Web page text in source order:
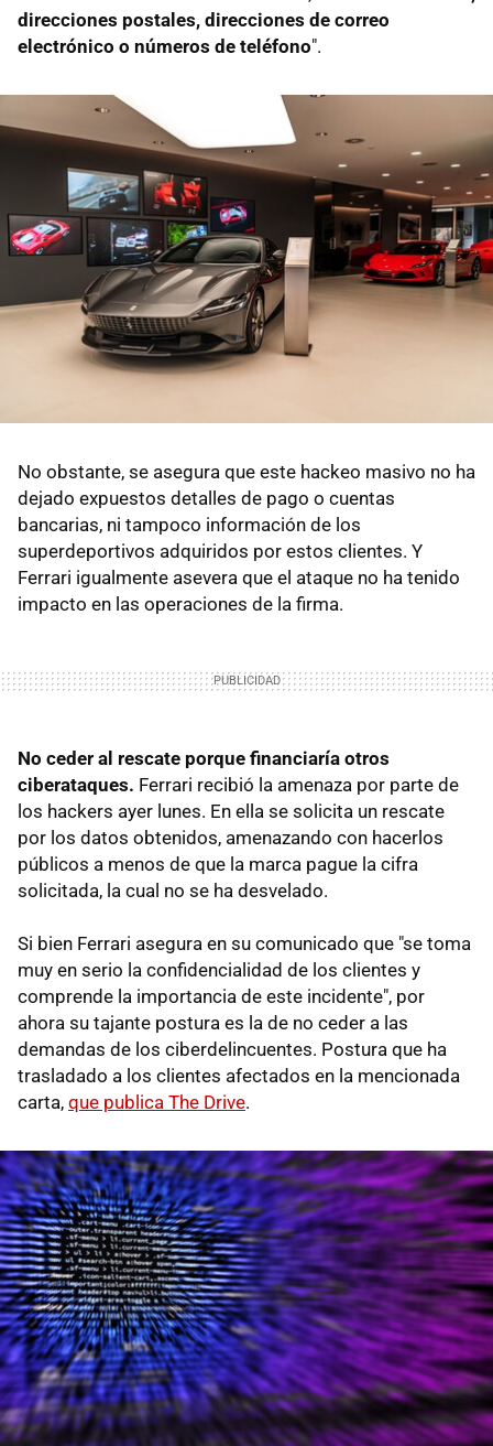
direcciones postales, direcciones de correo
electrónico o números de teléfono".
No obstante, se asegura que este hackeo masivo no ha
dejado expuestos detalles de pago o cuentas
bancarias, ni tampoco información de los
superdeportivos adquiridos por estos clientes. Y
Ferrari igualmente asevera que el ataque no ha tenido
impacto en las operaciones de la firma.
No ceder al rescate porque financiaría otros
ciberataques. Ferrari recibió la amenaza por parte de
los hackers ayer lunes. En ella se solicita un rescate
por los datos obtenidos, amenazando con hacerlos
públicos a menos de que la marca pague la cifra
solicitada, la cual no se ha desvelado.
Si bien Ferrari asegura en su comunicado que "se toma
muy en serio la confidencialidad de los clientes y
comprende la importancia de este incidente", por
ahora su tajante postura es la de no ceder a las
demandas de los ciberdelincuentes. Postura que ha
trasladado a los clientes afectados en la mencionada
carta, que publica The Drive.